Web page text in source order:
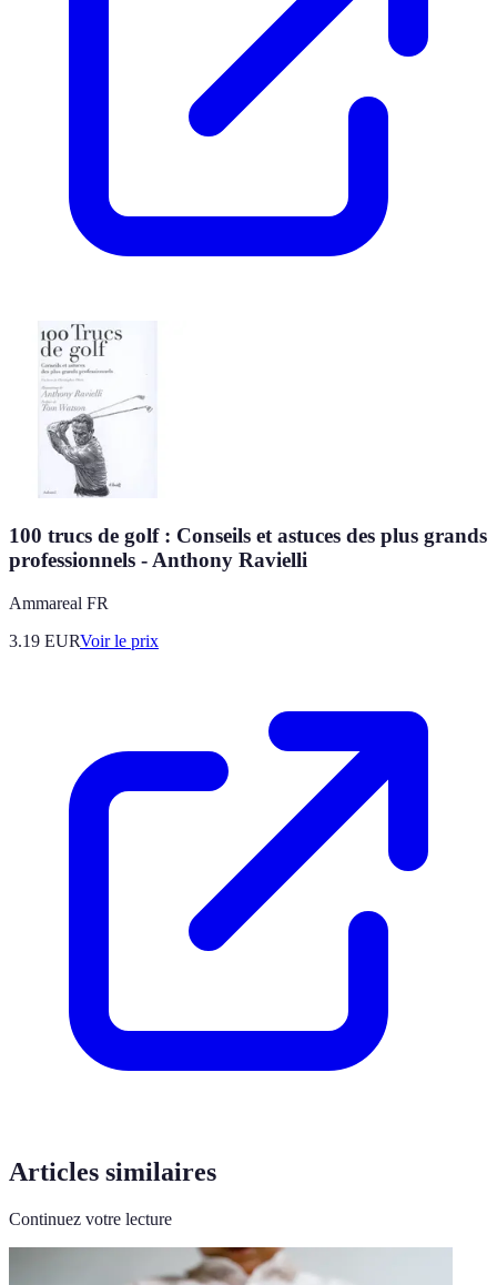
100 trucs de golf : Conseils et astuces des plus grands
professionnels - Anthony Ravielli
Ammareal FR
3.19 EURVoir le prix
Articles similaires
Continuez votre lecture